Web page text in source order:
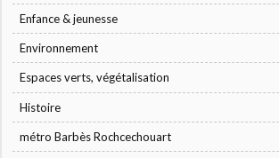
Enfance & jeunesse
Environnement
Espaces verts, végétalisation
Histoire
métro Barbès Rochcechouart